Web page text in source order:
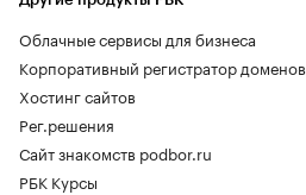
Облачные сервисы для бизнеса
Корпоративный регистратор доменов
Хостинг сайтов
Рег.решения
Сайт знакомств podbor.ru
РБК Курсы